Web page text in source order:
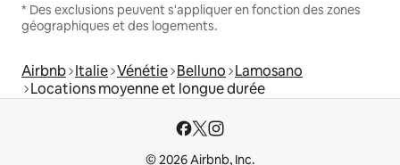
* Des exclusions peuvent s'appliquer en fonction des zones
géographiques et des logements.
Airbnb Italie Vénétie Belluno Lamosano
Locations moyenne et longue durée
© 2026 Airbnb, Inc.